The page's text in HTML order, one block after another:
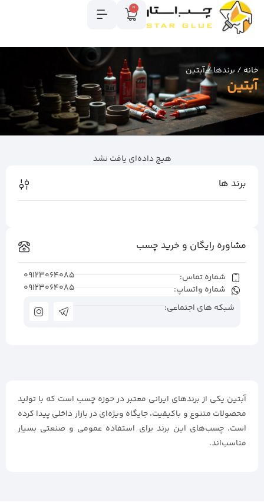
0
خانه/ برندها / آبتین
آبتین
برند ها
مشاوره رایگان و خرید چسب
شماره تماس:
09123064085
شماره واتساپ:
09123064085
شبکه های اجتماعی:
هیچ داده‌ای یافت نشد
آبتین یکی از برندهای ایرانی معتبر در حوزه چسب است که با تولید
محصولات متنوع و باکیفیت، جایگاه ویژه‌ای در بازار داخلی پیدا کرده
است. چسب‌های این برند برای استفاده عمومی و صنعتی بسیار
مناسب‌اند.